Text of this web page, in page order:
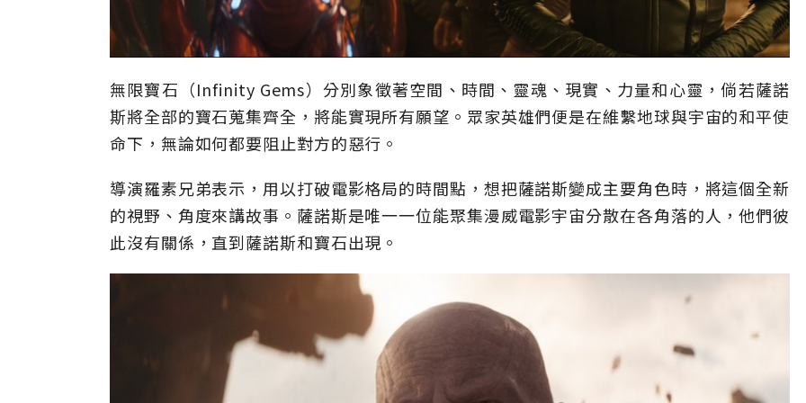
無限寶石（Infinity Gems）分別象徵著空間、時間、靈魂、現實、力量和心靈，倘若薩諾
斯將全部的寶石蒐集齊全，將能實現所有願望。眾家英雄們便是在維繫地球與宇宙的和平使
命下，無論如何都要阻止對方的惡行。
導演羅素兄弟表示，用以打破電影格局的時間點，想把薩諾斯變成主要角色時，將這個全新
的視野、角度來講故事。薩諾斯是唯一一位能聚集漫威電影宇宙分散在各角落的人，他們彼
此沒有關係，直到薩諾斯和寶石出現。